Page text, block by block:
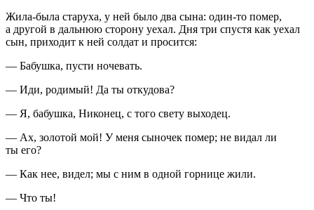
Жила-была старуха, у ней было два сына: один-то помер,
а другой в дальнюю сторону уехал. Дня три спустя как уехал
сын, приходит к ней солдат и просится:
— Бабушка, пусти ночевать.
— Иди, родимый! Да ты откудова?
— Я, бабушка, Никонец, с того свету выходец.
— Ах, золотой мой! У меня сыночек помер; не видал ли
ты его?
— Как нее, видел; мы с ним в одной горнице жили.
— Что ты!